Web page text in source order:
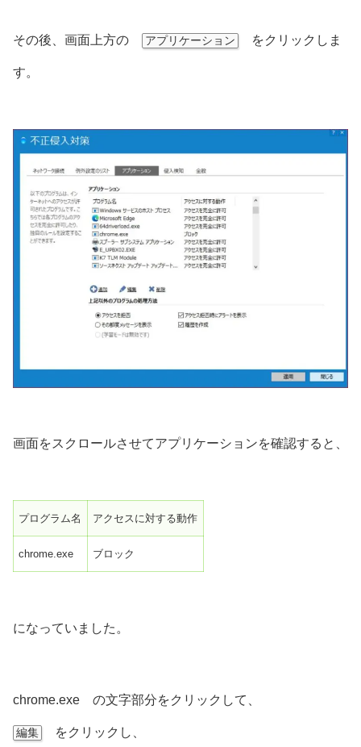
その後、画面上方の アプリケーション をクリックしま
す。
画面をスクロールさせてアプリケーションを確認すると、
プログラム名 アクセスに対する動作
chrome.exe ブロック
になっていました。
chrome.exe の文字部分をクリックして、
編集 をクリックし、